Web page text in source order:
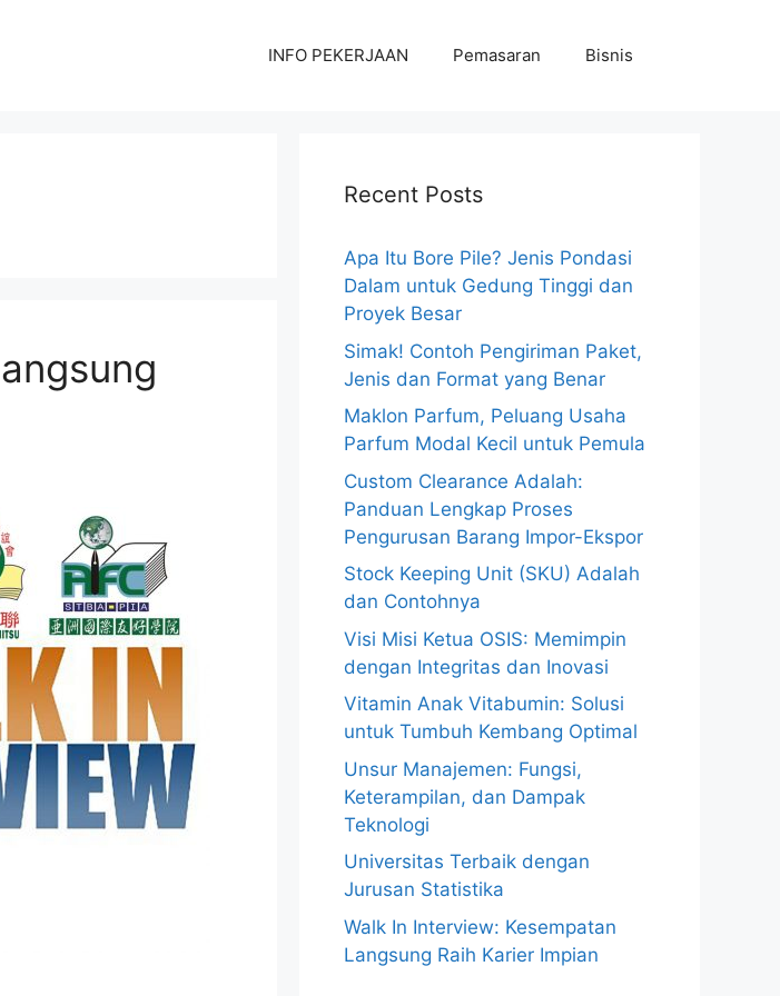
INFO PEKERJAAN Pemasaran Bisnis
Recent Posts
Apa Itu Bore Pile? Jenis Pondasi
Dalam untuk Gedung Tinggi dan
Proyek Besar
Simak! Contoh Pengiriman Paket,
Jenis dan Format yang Benar
Maklon Parfum, Peluang Usaha
Parfum Modal Kecil untuk Pemula
Custom Clearance Adalah:
Panduan Lengkap Proses
Pengurusan Barang Impor-Ekspor
Stock Keeping Unit (SKU) Adalah
dan Contohnya
Visi Misi Ketua OSIS: Memimpin
dengan Integritas dan Inovasi
Vitamin Anak Vitabumin: Solusi
untuk Tumbuh Kembang Optimal
Unsur Manajemen: Fungsi,
Keterampilan, dan Dampak
Teknologi
Universitas Terbaik dengan
Jurusan Statistika
Walk In Interview: Kesempatan
Langsung Raih Karier Impian